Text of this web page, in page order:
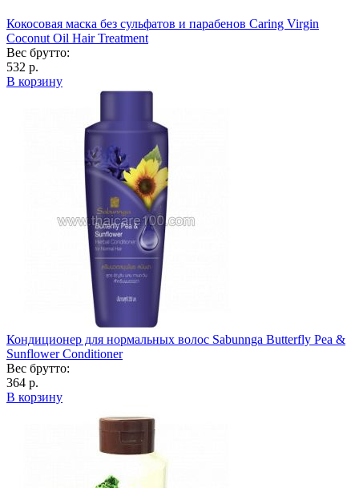
Кокосовая маска без сульфатов и парабенов Caring Virgin
Coconut Oil Hair Treatment
Вес брутто:
532 р.
В корзину
Кондиционер для нормальных волос Sabunnga Butterfly Pea &
Sunflower Conditioner
Вес брутто:
364 р.
В корзину